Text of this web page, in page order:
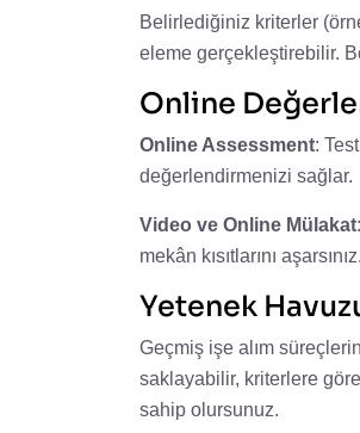
Belirlediğiniz kriterler
eleme gerçekleştirebilir.
Online
Online Assessment:
değerlendirmenizi sağlar.
Video ve Online Mülakat
mekân kısıtlarını aşarsınız.
Yetenek
Geçmiş işe alım
saklayabilir, kriterlere
sahip olursunuz.